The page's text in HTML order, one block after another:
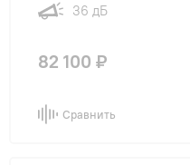
36 дБ
82 100 ₽
Сравнить